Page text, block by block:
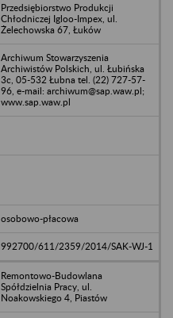
Przedsiębiorstwo Produkcji
Chłodniczej Igloo-Impex, ul.
Żelechowska 67, Łuków
Archiwum Stowarzyszenia
Archiwistów Polskich, ul. Łubińska
3c, 05-532 Łubna tel. (22) 727-57-
96, e-mail: archiwum@sap.waw.pl;
www.sap.waw.pl
osobowo-płacowa
992700/611/2359/2014/SAK-WJ-1
Remontowo-Budowlana
Spółdzielnia Pracy, ul.
Noakowskiego 4, Piastów